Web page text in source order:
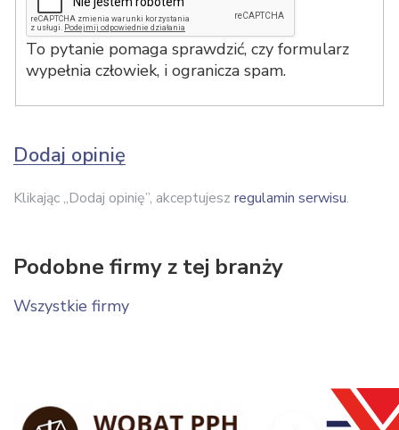
To pytanie pomaga sprawdzić, czy formularz
wypełnia człowiek, i ogranicza spam.
Dodaj opinię
Klikając „Dodaj opinię”, akceptujesz regulamin serwisu.
Podobne firmy z tej branży
Wszystkie firmy